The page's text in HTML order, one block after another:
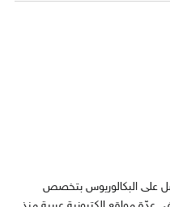
من العمر 45 عاماً، حاصل على البكالوريوس بتخصص